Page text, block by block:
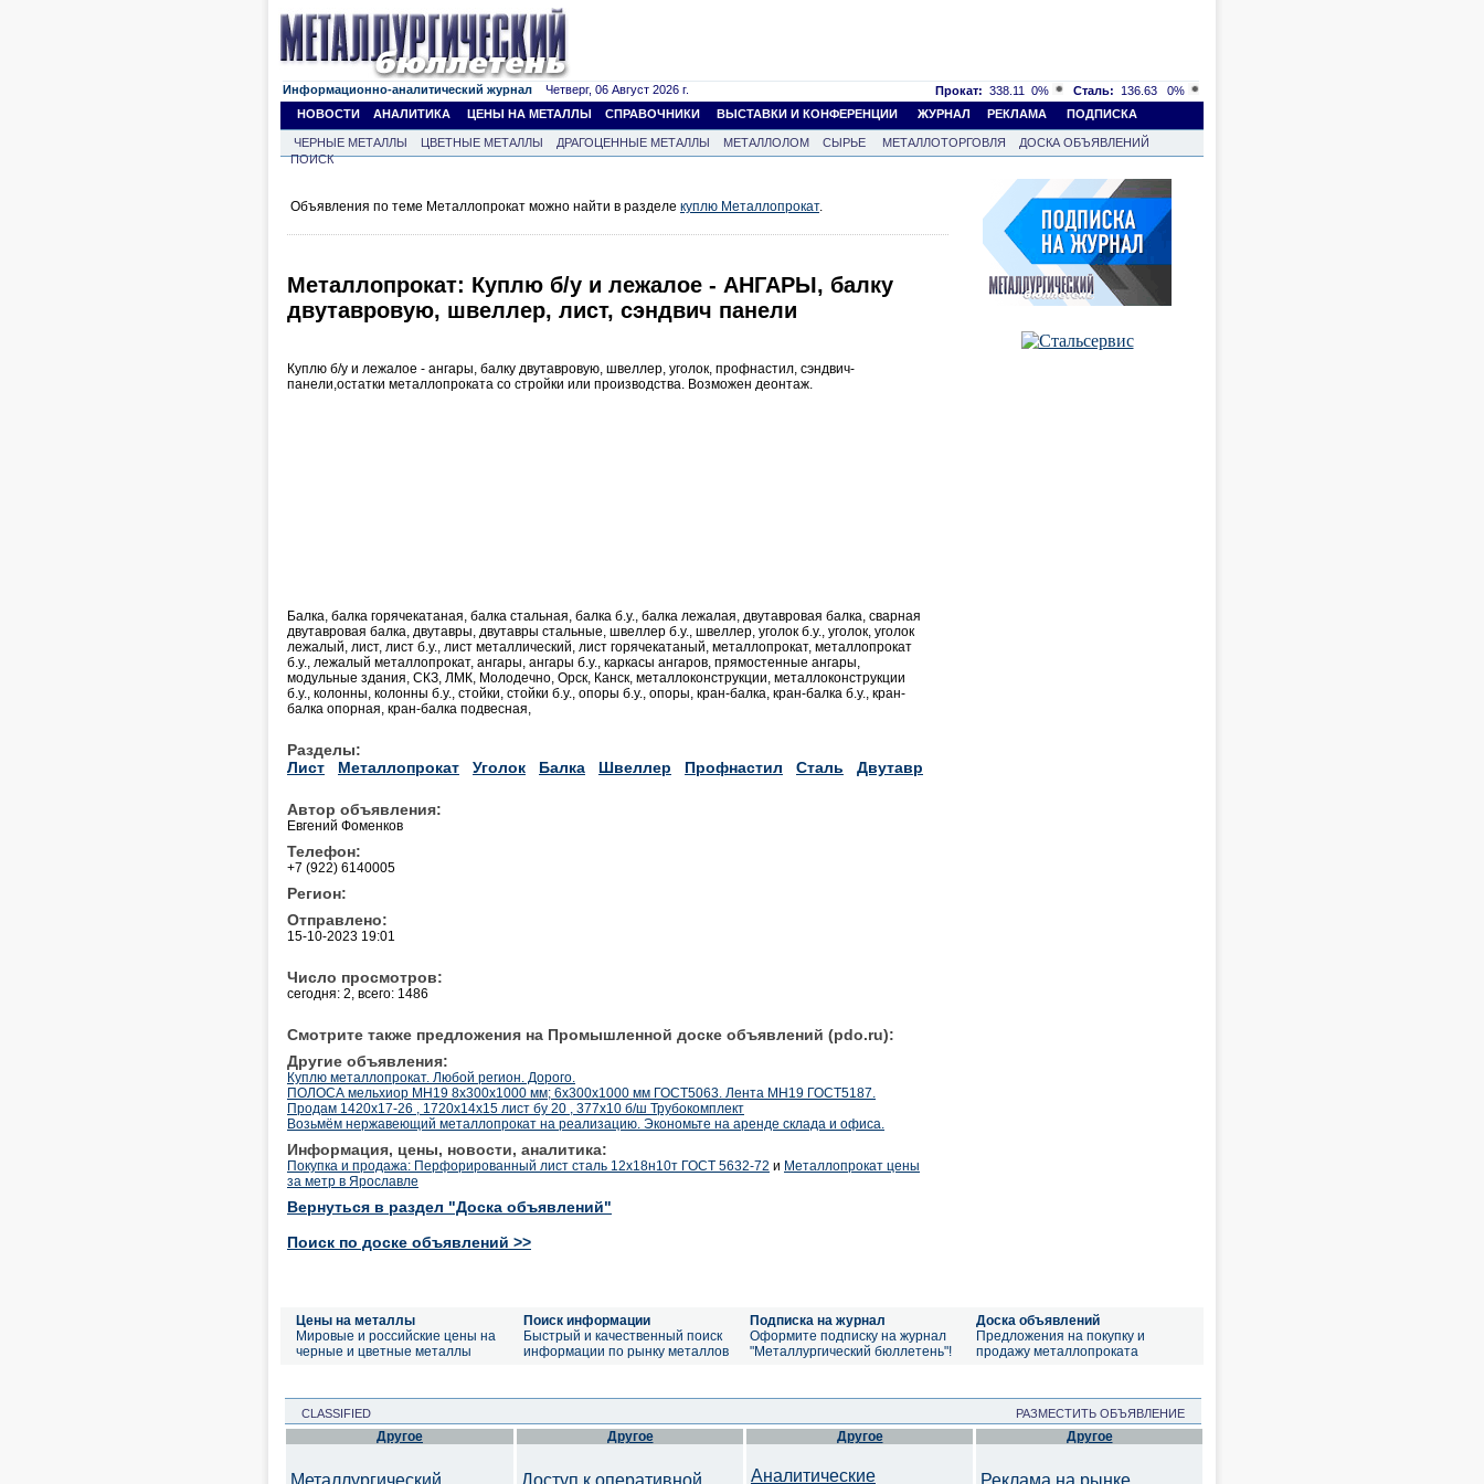
Информационно-аналитический журнал Четверг, 06 Август 2026 г. Прокат: 338.11 0% Сталь: 136.63
0%
НОВОСТИ
АНАЛИТИКА ЦЕНЫ НА МЕТАЛЛЫ СПРАВОЧНИКИ ВЫСТАВКИ И КОНФЕРЕНЦИИ ЖУРНАЛ РЕКЛАМА ПОДПИСКА
ЧЕРНЫЕ МЕТАЛЛЫ ЦВЕТНЫЕ МЕТАЛЛЫ ДРАГОЦЕННЫЕ МЕТАЛЛЫ МЕТАЛЛОЛОМ СЫРЬЕ МЕТАЛЛОТОРГОВЛЯ
ДОСКА ОБЪЯВЛЕНИЙ
ПОИСК
Объявления по теме Металлопрокат можно найти в разделе куплю Металлопрокат.
Металлопрокат: Куплю б/у и лежалое - АНГАРЫ, балку
двутавровую, швеллер, лист, сэндвич панели
Куплю б/у и лежалое - ангары, балку двутавровую, швеллер, уголок, профнастил, сэндвич-
панели,остатки металлопроката со стройки или производства. Возможен деонтаж.
Балка, балка горячекатаная, балка стальная, балка б.у., балка лежалая, двутавровая балка, сварная
двутавровая балка, двутавры, двутавры стальные, швеллер б.у., швеллер, уголок б.у., уголок, уголок
лежалый, лист, лист б.у., лист металлический, лист горячекатаный, металлопрокат, металлопрокат
б.у., лежалый металлопрокат, ангары, ангары б.у., каркасы ангаров, прямостенные ангары,
модульные здания, СКЗ, ЛМК, Молодечно, Орск, Канск, металлоконструкции, металлоконструкции
б.у., колонны, колонны б.у., стойки, стойки б.у., опоры б.у., опоры, кран-балка, кран-балка б.у., кран-
балка опорная, кран-балка подвесная,
Разделы:
Лист
Металлопрокат Уголок Балка Швеллер Профнастил Сталь Двутавр
Автор объявления:
Евгений Фоменков
Телефон:
+7 (922) 6140005
Регион:
Отправлено:
15-10-2023 19:01
Число просмотров:
сегодня: 2, всего: 1486
Смотрите также предложения на Промышленной доске объявлений (pdo.ru):
Другие объявления:
Куплю металлопрокат. Любой регион. Дорого.
ПОЛОСА мельхиор МН19 8х300х1000 мм; 6х300х1000 мм ГОСТ5063. Лента МН19 ГОСТ5187.
Продам 1420x17-26 , 1720x14x15 лист бу 20 , 377x10 б/ш Трубокомплект
Возьмём нержавеющий металлопрокат на реализацию. Экономьте на аренде склада и офиса.
Информация, цены, новости, аналитика:
Покупка и продажа: Перфорированный лист сталь 12х18н10т ГОСТ 5632-72 и Металлопрокат цены
за метр в Ярославле
Вернуться в раздел "Доска объявлений"
Поиск по доске объявлений >>
Цены на металлы
Мировые и российские цены на
черные и цветные металлы
Поиск информации
Быстрый и качественный поиск
информации по рынку металлов
Подписка на журнал
Оформите подписку на журнал
"Металлургический бюллетень"!
Доска объявлений
Предложения на покупку и
продажу металлопроката
CLASSIFIED РАЗМЕСТИТЬ ОБЪЯВЛЕНИЕ
Другое
Металлургический
Другое
Доступ к оперативной
Другое
Аналитические
Другое
Реклама на рынке